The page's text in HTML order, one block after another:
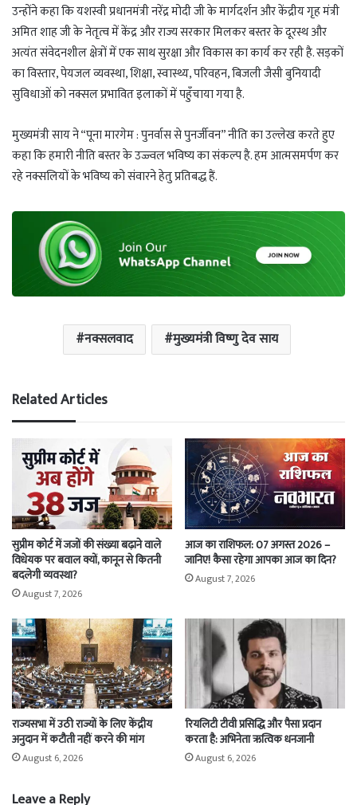
उन्होंने कहा कि यशस्वी प्रधानमंत्री नरेंद्र मोदी जी के मार्गदर्शन और केंद्रीय गृह मंत्री
अमित शाह जी के नेतृत्व में केंद्र और राज्य सरकार मिलकर बस्तर के दूरस्थ और
अत्यंत संवेदनशील क्षेत्रों में एक साथ सुरक्षा और विकास का कार्य कर रही है. सड़कों
का विस्तार, पेयजल व्यवस्था, शिक्षा, स्वास्थ्य, परिवहन, बिजली जैसी बुनियादी
सुविधाओं को नक्सल प्रभावित इलाकों में पहुँचाया गया है.
मुख्यमंत्री साय ने “पूना मारगेम : पुनर्वास से पुनर्जीवन” नीति का उल्लेख करते हुए
कहा कि हमारी नीति बस्तर के उज्ज्वल भविष्य का संकल्प है. हम आत्मसमर्पण कर
रहे नक्सलियों के भविष्य को संवारने हेतु प्रतिबद्ध हैं.
नक्सलवाद मुख्यमंत्री विष्णु देव साय
Related Articles
सुप्रीम कोर्ट में जजों की संख्या बढ़ाने वाले
विधेयक पर बवाल क्यों, कानून से कितनी
बदलेगी व्यवस्था?
August 7, 2026
आज का राशिफल: 07 अगस्त 2026 –
जानिए! कैसा रहेगा आपका आज का दिन?
August 7, 2026
राज्यसभा में उठी राज्यों के लिए केंद्रीय
अनुदान में कटौती नहीं करने की मांग
August 6, 2026
रियलिटी टीवी प्रसिद्धि और पैसा प्रदान
करता है: अभिनेता ऋत्विक धनजानी
August 6, 2026
Leave a Reply